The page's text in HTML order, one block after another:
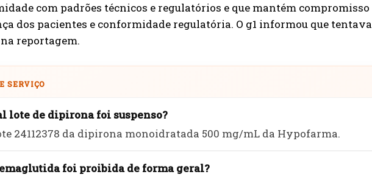
com padrões técnicos e regulatórios e que mantém
dos pacientes e conformidade regulatória. O g1 informou que
reportagem.
SERVIÇO
lote de dipirona foi suspenso?
24112378 da dipirona monoidratada 500 mg/mL da Hypofarma.
foi proibida de forma geral?